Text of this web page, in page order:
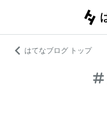
はてなブログ トップ